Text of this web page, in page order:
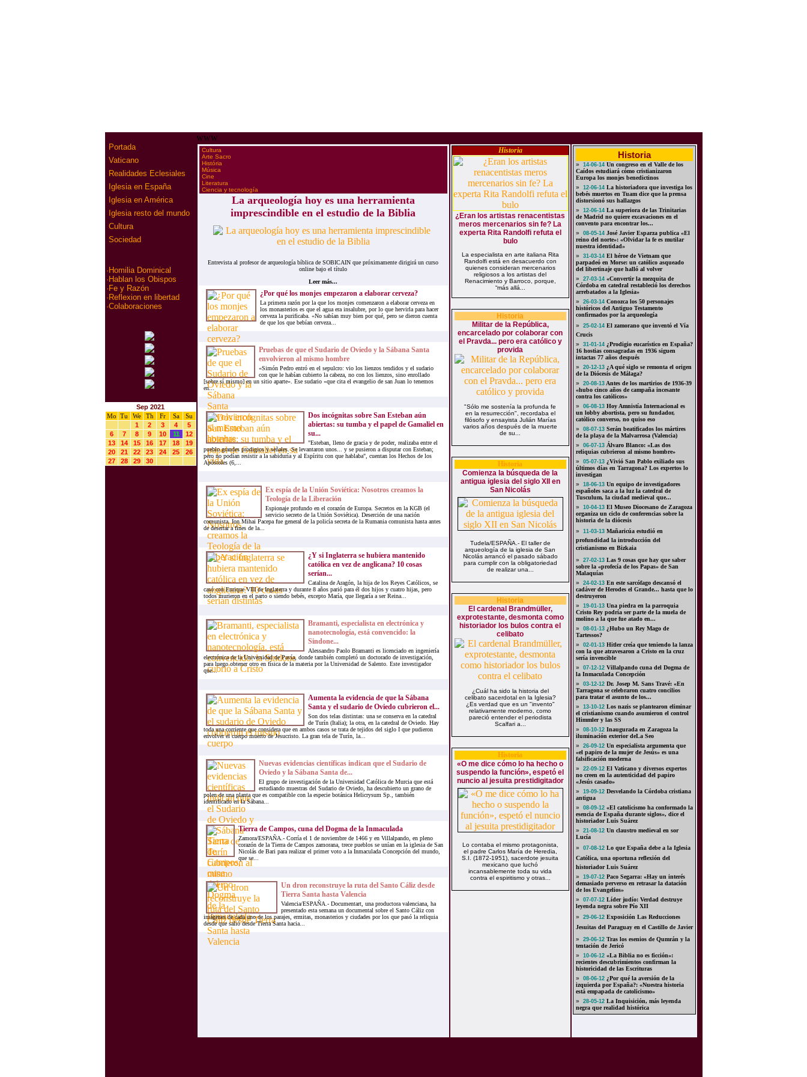
Portada
Vaticano
Realidades Eclesiales
Iglesia en España
Iglesia en América
Iglesia resto del mundo
Cultura
Sociedad
· Homilia Dominical
· Hablan los Obispos
· Fe y Razón
· Reflexion en libertad
·Colaboraciones
Sep 2021
Mo Tu We Th Fr Sa
Su
1
2 3 4
5
6
7 8 9 10 11
12
13
14 15 16 17 18
19
20
21 22 23 24 25
26
27
28 29 30
www
·Cultura
·Arte Sacro
·História
·Música
·Cine
·Literatura
·Ciencia y tecnología
La arqueología hoy es una herramienta
imprescindible en el estudio de la Biblia
Entrevista al profesor de arqueología bíblica de SOBICAIN que próximamente dirigirá un curso
online bajo el título
Leer más...
¿Por qué los monjes empezaron a elaborar cerveza?
La primera razón por la que los monjes comenzaron a elaborar cerveza en
los monasterios es que el agua era insalubre, por lo que hervirla para hacer
cerveza la purificaba. «No sabían muy bien por qué, pero se dieron cuenta
de que los que bebían cerveza...
Pruebas de que el Sudario de Oviedo y la Sábana Santa
envolvieron al mismo hombre
«Simón Pedro entró en el sepulcro: vio los lienzos tendidos y el sudario
con que le habían cubierto la cabeza, no con los lienzos, sino enrollado
[sobre sí mismo] en un sitio aparte». Ese sudario «que cita el evangelio de san Juan lo tenemos
en...
Dos incógnitas sobre San Esteban aún
abiertas: su tumba y el papel de Gamaliel en
su...
"Esteban, lleno de gracia y de poder, realizaba entre el
pueblo grandes prodigios y señales. Se levantaron unos... y se pusieron a disputar con Esteban;
pero no podían resistir a la sabiduría y al Espíritu con que hablaba", cuentan los Hechos de los
Apóstoles (6,...
Ex espía de la Unión Soviética: Nosotros creamos la
Teología de la Liberación
Espionaje profundo en el corazón de Europa. Secretos en la KGB (el
servicio secreto de la Unión Soviética). Deserción de una nación
comunista. Ion Mihai Pacepa fue general de la policía secreta de la Rumania comunista hasta antes
de desertar a fines de la...
¿Y si Inglaterra se hubiera mantenido
católica en vez de anglicana? 10 cosas
serían...
Catalina de Aragón, la hija de los Reyes Católicos, se
casó con Enrique VIII de Inglaterra y durante 8 años parió para él dos hijos y cuatro hijas, pero
todos murieron en el parto o siendo bebés, excepto María, que llegaría a ser Reina...
Bramanti, especialista en electrónica y
nanotecnología, está convencido: la
Sindone...
Alessandro Paolo Bramanti es licenciado en ingeniería
electrónica de la Universidad de Pavía, donde también completó un doctorado de investigación,
para luego obtener otro en física de la materia por la Universidad de Salento. Este investigador
que...
Aumenta la evidencia de que la Sábana
Santa y el sudario de Oviedo cubrieron el...
Son dos telas distintas: una se conserva en la catedral
de Turín (Italia); la otra, en la catedral de Oviedo. Hay
toda una corriente que considera que en ambos casos se trata de tejidos del siglo I que pudieron
envolver el cuerpo muerto de Jesucristo. La gran tela de Turín, la...
Nuevas evidencias científicas indican que el Sudario de
Oviedo y la Sábana Santa de...
El grupo de investigación de la Universidad Católica de Murcia que está
estudiando muestras del Sudario de Oviedo, ha descubierto un grano de
polen de una planta que es compatible con la especie botánica Helicrysum Sp., también
identificado en la Sábana...
Tierra de Campos, cuna del Dogma de la Inmaculada
Zamora/ESPAÑA.- Corría el 1 de noviembre de 1466 y en Villalpando, en pleno
corazón de la Tierra de Campos zamorana, trece pueblos se unían en la iglesia de San
Nicolás de Bari para realizar el primer voto a la Inmaculada Concepción del mundo,
que se...
Un dron reconstruye la ruta del Santo Cáliz desde
Tierra Santa hasta Valencia
Valencia/ESPAÑA.- Documentart, una productora valenciana, ha
presentado esta semana un documental sobre el Santo Cáliz con
imágenes de cada uno de los parajes, ermitas, monasterios y ciudades por los que pasó la reliquia
desde que salió desde Tierra Santa hacia...
Historia
¿Eran los artistas renacentistas
meros mercenarios sin fe? La
experta Rita Randolfi refuta el
bulo
La especialista en arte italiana Rita
Randolfi está en desacuerdo con
quienes consideran mercenarios
religiosos a los artistas del
Renacimiento y Barroco, porque,
“más allá...
Historia
Militar de la República,
encarcelado por colaborar con
el Pravda... pero era católico y
provida
"Sólo me sostenía la profunda fe
en la resurrección", recordaba el
filósofo y ensayista Julián Marías
varios años después de la muerte
de su...
Historia
Comienza la búsqueda de la
antigua iglesia del siglo XII en
San Nicolás
Tudela/ESPAÑA.- El taller de
arqueología de la iglesia de San
Nicolás arrancó el pasado sábado
para cumplir con la obligatoriedad
de realizar una...
Historia
El cardenal Brandmüller,
exprotestante, desmonta como
historiador los bulos contra el
celibato
¿Cuál ha sido la historia del
celibato sacerdotal en la Iglesia?
¿Es verdad que es un "invento"
relativamente moderno, como
pareció entender el periodista
Scalfari a...
Historia
«O me dice cómo lo ha hecho o
suspendo la función», espetó el
nuncio al jesuita prestidigitador
Lo contaba el mismo protagonista,
el padre Carlos María de Heredia,
S.I. (1872-1951), sacerdote jesuita
mexicano que luchó
incansablemente toda su vida
contra el espiritismo y otras...
Historia
» 14-06-14Un congreso en el Valle de los
Caídos estudiará cómo cristianizaron
Europa los monjes benedictinos
»
12-06-14La historiadora que investiga los
bebés muertos en Tuam dice que la prensa
distorsionó sus hallazgos
»
12-06-14La superiora de las Trinitarias
de Madrid no quiere excavaciones en el
convento para encontrar los...
»
08-05-14José Javier Esparza publica «El
reino del norte»: «Olvidar la fe es mutilar
nuestra identidad»
»
31-03-14El héroe de Vietnam que
parpadeó en Morse: un católico asqueado
del libertinaje que halló al volver
»
27-03-14«Convertir la mezquita de
Córdoba en catedral restableció los derechos
arrebatados a la Iglesia»
»
26-03-14Conozca los 50 personajes
históricos del Antiguo Testamento
confirmados por la arqueología
»
25-02-14El zamorano que inventó el Vía
Crucis
»
31-01-14¿Prodigio eucarístico en España?
16 hostias consagradas en 1936 siguen
intactas 77 años después
»
20-12-13¿A qué siglo se remonta el origen
de la Diócesis de Málaga?
»
20-08-13Antes de los martirios de 1936-39
«hubo cinco años de campaña incesante
contra los católicos»
»
06-08-13Hoy Amnistía Internacional es
un lobby abortista, pero su fundador,
católico converso, no quiso eso
»
08-07-13Serán beatificados los mártires
de la playa de la Malvarrosa (Valencia)
»
06-07-13Álvaro Blanco: «Las dos
reliquias cubrieron al mismo hombre»
»
05-07-13¿Vivió San Pablo exiliado sus
últimos días en Tarragona? Los expertos lo
investigan
»
18-06-13Un equipo de investigadores
españoles saca a la luz la catedral de
Tusculum, la ciudad medieval que...
»
10-04-13El Museo Diocesano de Zaragoza
organiza un ciclo de conferencias sobre la
historia de la diócesis
»
11-03-13Mañaricúa estudió en
profundidad la introducción del
cristianismo en Bizkaia
»
27-02-13Las 9 cosas que hay que saber
sobre la «profecía de los Papas» de San
Malaquías
»
24-02-13En este sarcófago descansó el
cadáver de Herodes el Grande... hasta que lo
destruyeron
»
19-01-13Una piedra en la parroquia
Cristo Rey podría ser parte de la muela de
molino a la que fue atado en...
»
08-01-13¿Hubo un Rey Mago de
Tartessos?
»
02-01-13Hitler creía que teniendo la lanza
con la que atravesaron a Cristo en la cruz
sería invencible
»
07-12-12Villalpando cuna del Dogma de
la Inmaculada Concepción
»
03-12-12Dr. Josep M. Sans Travé: «En
Tarragona se celebraron cuatro concilios
para tratar el asunto de los...
»
13-10-12Los nazis se plantearon eliminar
el cristianismo cuando asumieron el control
Himmler y las SS
»
08-10-12Inaugurada en Zaragoza la
iluminación exterior deLa Seo
»
26-09-12Un especialista argumenta que
«el papiro de la mujer de Jesús» es una
falsificación moderna
»
22-09-12El Vaticano y diversos expertos
no creen en la autenticidad del papiro
«Jesús casado»
»
19-09-12Desvelando la Córdoba cristiana
antigua
»
08-09-12«El catolicismo ha conformado la
esencia de España durante siglos», dice el
historiador Luis Suárez
»
21-08-12Un claustro medieval en sor
Lucía
»
07-08-12Lo que España debe a la Iglesia
Católica, una oportuna reflexión del
historiador Luis Suárez
»
19-07-12Paco Segarra: «Hay un interés
demasiado perverso en retrasar la datación
de los Evangelios»
»
07-07-12Líder judío: Verdad destruye
leyenda negra sobre Pío XII
»
29-06-12Exposición Las Reducciones
Jesuitas del Paraguay en el Castillo de Javier
»
29-06-12Tras los esenios de Qumrán y la
tentación de Jericó
»
10-06-12«La Biblia no es ficción»:
recientes descubrimientos confirman la
historicidad de las Escrituras
»
08-06-12¿Por qué la aversión de la
izquierda por España?: «Nuestra historia
está empapada de catolicismo»
»
28-05-12La Inquisición, más leyenda
negra que realidad histórica